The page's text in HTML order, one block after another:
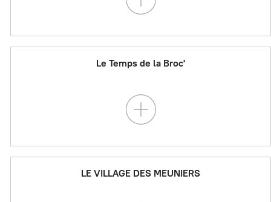
Le Temps de la Broc'
LE VILLAGE DES MEUNIERS